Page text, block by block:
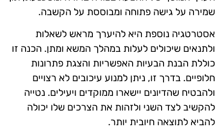
שמירה על גישה פתוחה ומבוססת על הקשבה.
אסטרטגיה נוספת היא להיערך מראש לשאלות
ולתנאים שיכולים לעלות במהלך המשא ומתן. הכנה זו
כוללת הבנת הבעיות האפשריות והצגת פתרונות
חלופיים. בדרך זו, ניתן למנוע עיכובים לא רצויים
ולהבטיח שהדיונים יישארו ממוקדים ויעילים. נטייה
להקשיב לצד השני ולזהות את הצרכים שלו יכולה
להביא לתוצאה חיובית יותר.